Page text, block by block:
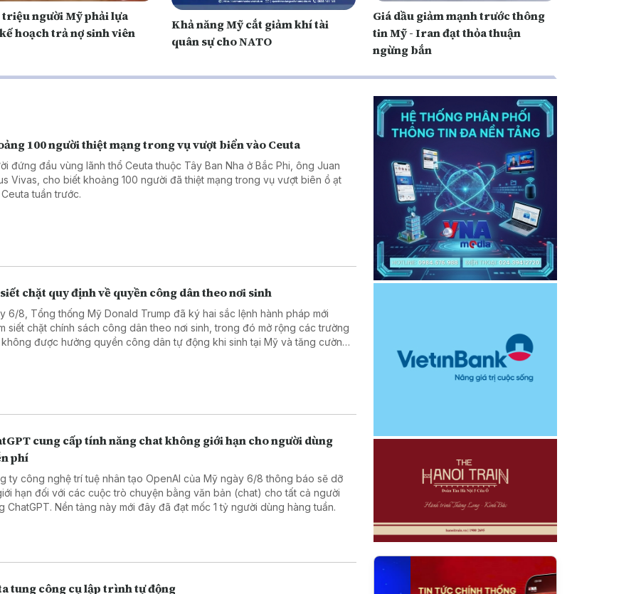
người Mỹ phải lựa
hoạch trả nợ sinh viên
Khả năng Mỹ cắt giảm khí tài
quân sự cho NATO
Giá dầu giảm mạnh trước thông
tin Mỹ - Iran đạt thỏa thuận
ngừng bắn
100 người thiệt mạng trong vụ vượt biển vào Ceuta
đứng đầu vùng lãnh thổ Ceuta thuộc Tây Ban Nha ở Bắc Phi, ông Juan
Vivas, cho biết khoảng 100 người đã thiệt mạng trong vụ vượt biên ồ ạt
tuần trước.
chặt quy định về quyền công dân theo nơi sinh
6/8, Tổng thống Mỹ Donald Trump đã ký hai sắc lệnh hành pháp mới
siết chặt chính sách công dân theo nơi sinh, trong đó mở rộng các trường
được hưởng quyền công dân tự động khi sinh tại Mỹ và tăng cường
cung cấp tính năng chat không giới hạn cho người dùng
phí
ty công nghệ trí tuệ nhân tạo OpenAI của Mỹ ngày 6/8 thông báo sẽ dỡ
hạn đối với các cuộc trò chuyện bằng văn bản (chat) cho tất cả người
dùng ChatGPT. Nền tảng này mới đây đã đạt mốc 1 tỷ người dùng hàng tuần.
tung công cụ lập trình tự động